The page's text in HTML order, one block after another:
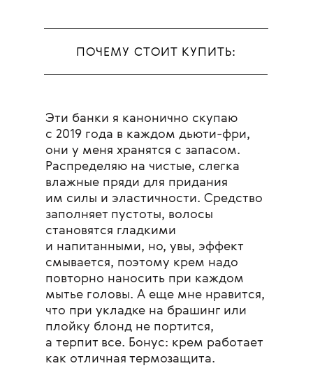
ПОЧЕМУ СТОИТ КУПИТЬ:
Эти банки я канонично скупаю
с 2019 года в каждом дьюти-фри,
они у меня хранятся с запасом.
Распределяю на чистые, слегка
влажные пряди для придания
им силы и эластичности. Средство
заполняет пустоты, волосы
становятся гладкими
и напитанными, но, увы, эффект
смывается, поэтому крем надо
повторно наносить при каждом
мытье головы. А еще мне нравится,
что при укладке на брашинг или
плойку блонд не портится,
а терпит все. Бонус: крем работает
как отличная термозащита.